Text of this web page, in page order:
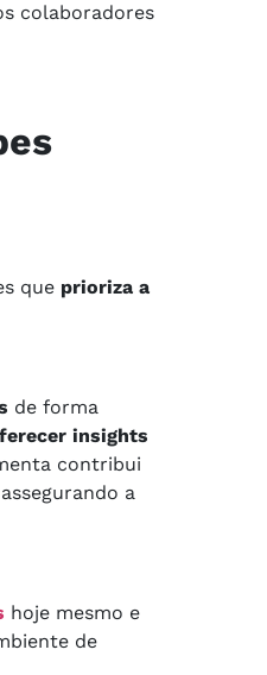
colaboradores
que prioriza a
de forma
insights
contribui
a
hoje mesmo e
de